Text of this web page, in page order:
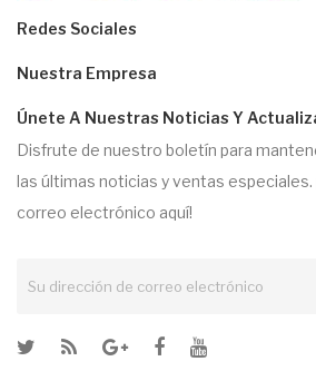
Redes Sociales
Nuestra Empresa
Únete A Nuestras Noticias Y
Disfrute de nuestro boletín para
las últimas noticias y ventas especiales.
correo electrónico aquí!